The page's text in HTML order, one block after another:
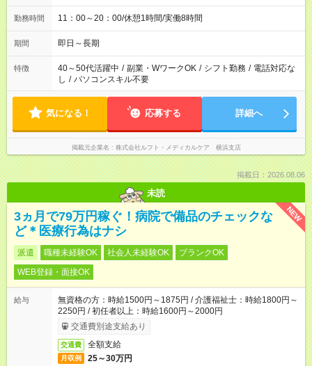
勤務時間 11：00～20：00/休憩1時間/実働8時間
期間 即日～長期
特徴 40～50代活躍中 / 副業・WワークOK / シフト勤務 / 電話対応な
し / パソコンスキル不要
気になる！ 応募する 詳細へ
掲載元企業名 株式会社ルフト・メディカルケア 横浜支店
掲載日：2026.08.06
未読
NEW
3ヵ月で79万円稼ぐ！病院で備品のチェックな
ど＊医療行為はナシ
派遣 職種未経験OK 社会人未経験OK
ブランクOK
WEB登録・面接OK
給与
無資格の方：時給1500円～1875円 / 介護福祉士：時給1800円～
2250円 / 初任者以上：時給1600円～2000円
交通費別途支給あり
交通費 全額支給
月収例 25～30万円